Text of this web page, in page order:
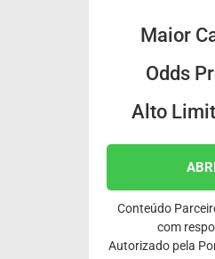
Maior
Odds
Alto
Conteúdo
com
Autorizado pela